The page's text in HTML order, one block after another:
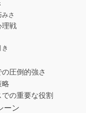
さ
理戦
圧倒的強さ
略
の重要な役割
ーン